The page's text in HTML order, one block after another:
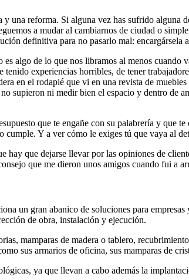
una reforma. Si alguna vez has sufrido alguna
a mudar al cambiarnos de ciudad o
definitiva para no pasarlo mal: encargársela a
algo de lo que nos libramos al menos
experiencias horribles, de tener
en el rodapié que vi en una revista de
supieron ni medir bien el espacio y dentro de
que te engañe con su palabrería y que
Y a ver cómo le exiges tú que vaya al
hay que dejarse llevar por las opiniones de
que me dieron unos amigos cuando fui a
un gran abanico de soluciones para
de obra, instalación y ejecución.
mamparas de madera o tablero,
sus armarios de oficina, sus mamparas de
ya que llevan a cabo además la